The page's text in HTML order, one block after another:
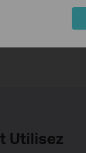
Utilisez